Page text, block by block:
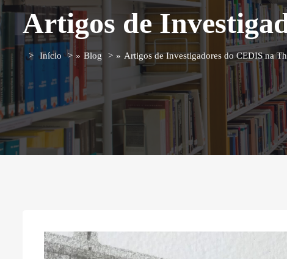
Artigos de
Início » Blog » Artigos de Investigadores do CEDIS na